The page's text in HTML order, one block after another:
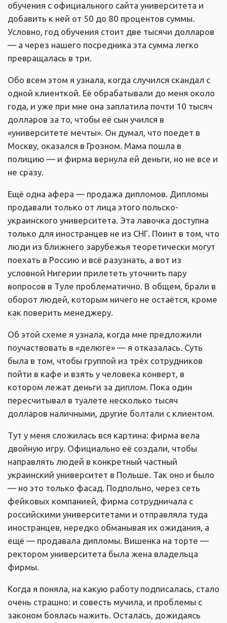
обучения с официального сайта университета и
добавить к ней от 50 до 80 процентов суммы.
Условно, год обучения стоит две тысячи долларов
— а через нашего посредника эта сумма легко
превращалась в три.
Обо всем этом я узнала, когда случился скандал с
одной клиенткой. Её обрабатывали до меня около
года, и уже при мне она заплатила почти 10 тысяч
долларов за то, чтобы её сын учился в
«университете мечты». Он думал, что поедет в
Москву, оказался в Грозном. Мама пошла в
полицию — и фирма вернула ей деньги, но не все и
не сразу.
Ещё одна афера — продажа дипломов. Дипломы
продавали только от лица этого польско-
украинского университета. Эта лавочка доступна
только для иностранцев не из СНГ. Поинт в том, что
люди из ближнего зарубежья теоретически могут
поехать в Россию и всё разузнать, а вот из
условной Нигерии прилететь уточнить пару
вопросов в Туле проблематично. В общем, брали в
оборот людей, которым ничего не остаётся, кроме
как поверить менеджеру.
Об этой схеме я узнала, когда мне предложили
поучаствовать в «делюге» — я отказалась. Суть
была в том, чтобы группой из трёх сотрудников
пойти в кафе и взять у человека конверт, в
котором лежат деньги за диплом. Пока один
пересчитывал в туалете несколько тысяч
долларов наличными, другие болтали с клиентом.
Тут у меня сложилась вся картина: фирма вела
двойную игру. Официально её создали, чтобы
направлять людей в конкретный частный
украинский университет в Польше. Так оно и было
— но это только фасад. Подпольно, через сеть
фейковых компанией, фирма сотрудничала с
российскими университетами и отправляла туда
иностранцев, нередко обманывая их ожидания, а
ещё — продавала дипломы. Вишенка на торте —
ректором университета была жена владельца
фирмы.
Когда я поняла, на какую работу подписалась, стало
очень страшно: и совесть мучила, и проблемы с
законом боялась нажить. Осталась, дожидаясь